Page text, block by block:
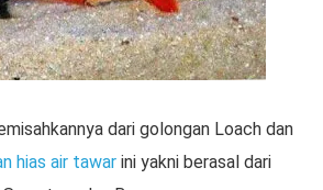
dari golongan Loach dan
hias air tawar ini yakni berasal dari